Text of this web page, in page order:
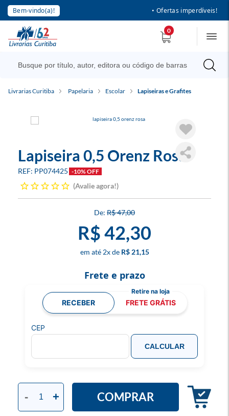
Bem-vindo(a)! • Ofertas imperdíveis!
0
Livrarias Curitiba Papelaria Escolar Lapiseiras e Grafites
Lapiseira 0,5 Orenz Rosa
PP074425 -10% OFF
Avalie agora!
R$ 47,00
R$ 42,30
2x R$ 21,15
- + COMPRAR
Frete e prazo
RECEBER FRETE GRÁTIS
CEP
CALCULAR